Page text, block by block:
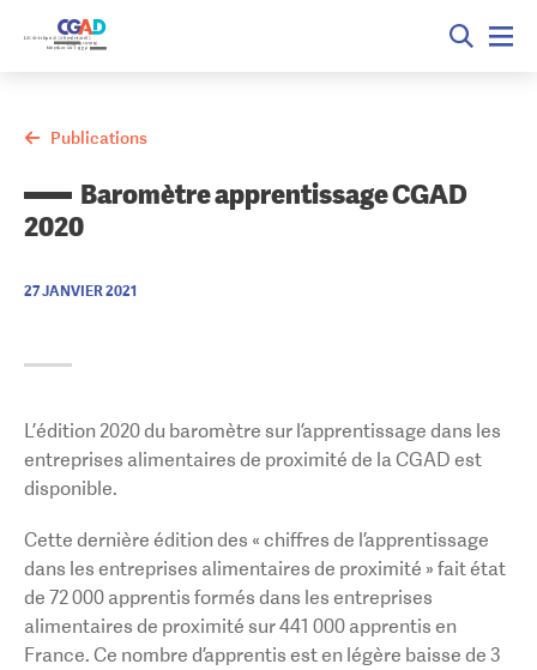
Publications
Baromètre apprentissage CGAD
2020
27 JANVIER 2021
L’édition 2020 du baromètre sur l’apprentissage dans les
entreprises alimentaires de proximité de la CGAD est
disponible.
Cette dernière édition des « chiffres de l’apprentissage
dans les entreprises alimentaires de proximité » fait état
de 72 000 apprentis formés dans les entreprises
alimentaires de proximité sur 441 000 apprentis en
France. Ce nombre d’apprentis est en légère baisse de 3